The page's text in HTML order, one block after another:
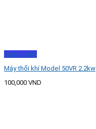
Xem nhanh
Máy thổi khí Model 50VR 2.2kw
100,000 VND